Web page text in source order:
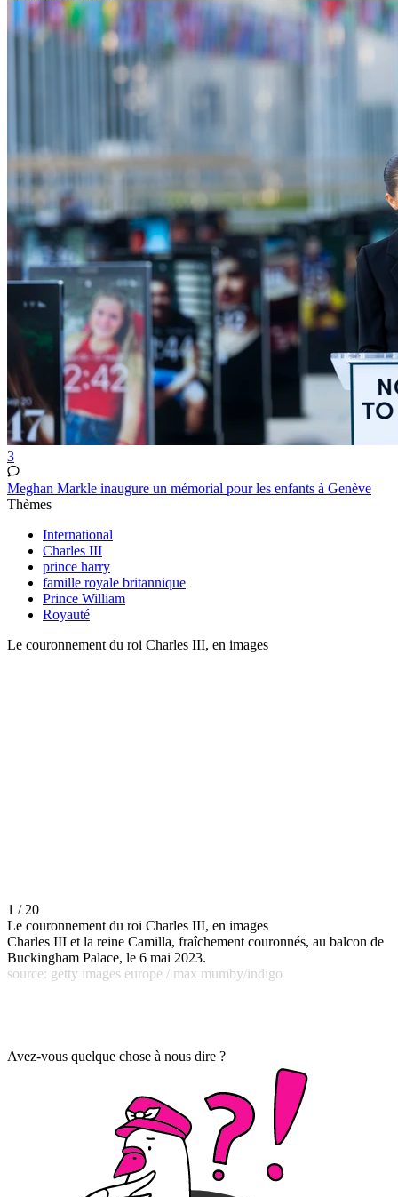
3
Meghan Markle inaugure un mémorial pour les enfants à Genève
Thèmes
International
Charles III
prince harry
famille royale britannique
Prince William
Royauté
Le couronnement du roi Charles III, en images
1 / 20
Le couronnement du roi Charles III, en images
Charles III et la reine Camilla, fraîchement couronnés, au balcon de
Buckingham Palace, le 6 mai 2023.
source: getty images europe / max mumby/indigo
Avez-vous quelque chose à nous dire ?